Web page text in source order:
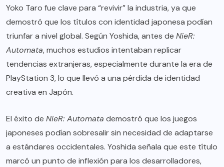
Yoko Taro fue clave para “revivir” la industria, ya que
demostró que los títulos con identidad japonesa podían
triunfar a nivel global. Según Yoshida, antes de NieR:
Automata, muchos estudios intentaban replicar
tendencias extranjeras, especialmente durante la era de
PlayStation 3, lo que llevó a una pérdida de identidad
creativa en Japón.
El éxito de NieR: Automata demostró que los juegos
japoneses podían sobresalir sin necesidad de adaptarse
a estándares occidentales. Yoshida señala que este título
marcó un punto de inflexión para los desarrolladores,